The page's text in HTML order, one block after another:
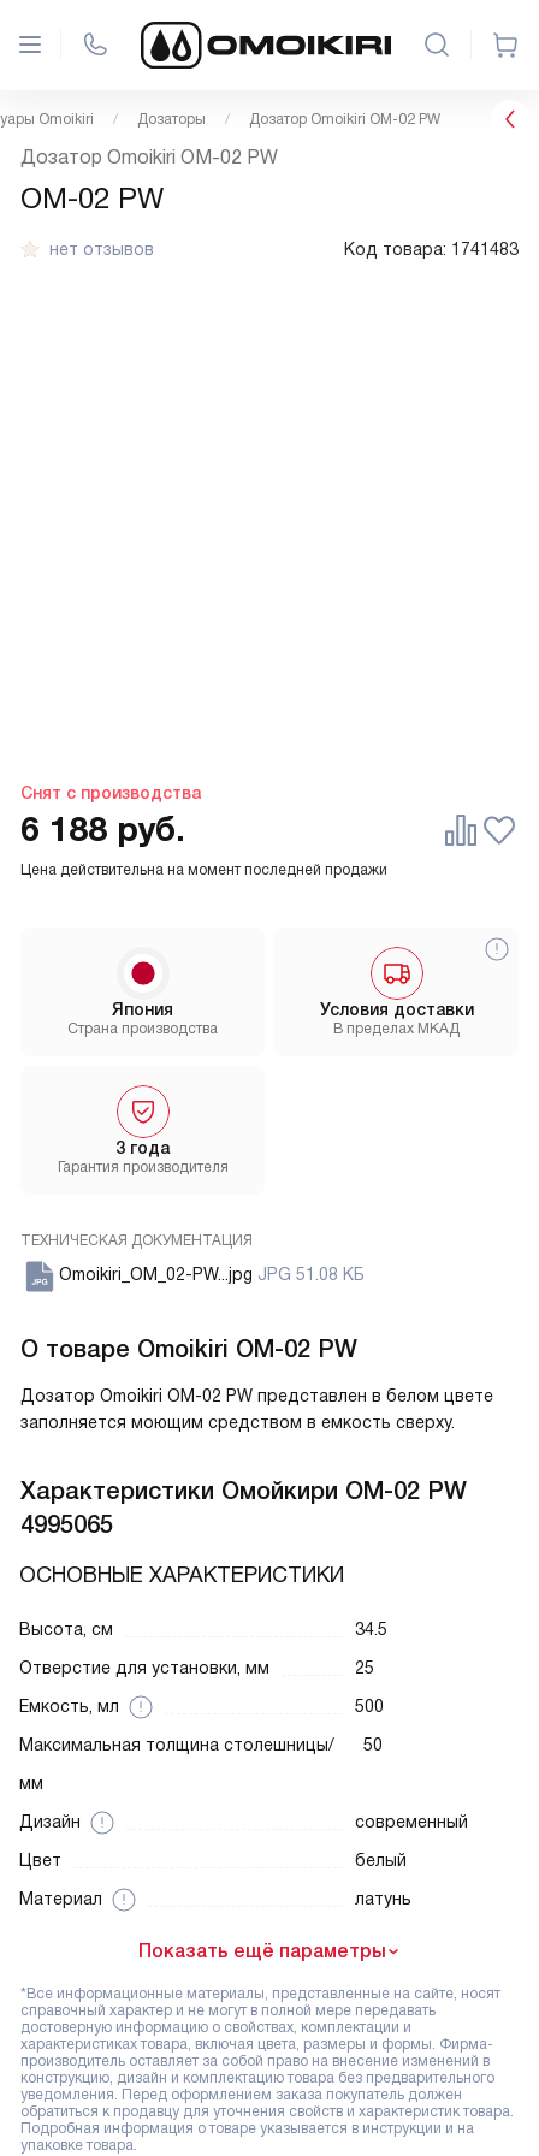
Omoikiri Дозаторы Дозатор Omoikiri OM-02 PW
нет отзывов Код товара: 1741483
Снят с производства
Дозатор Omoikiri OM-02 PW
OM-02 PW
Цена действительна на момент последней продажи
6 188 руб.
Условия доставки
В пределах МКАД
3 года
Гарантия производителя
Япония
Страна производства
ТЕХНИЧЕСКАЯ ДОКУМЕНТАЦИЯ
Omoikiri_OM_02-PW...jpg JPG 51.08 КБ
О товаре Omoikiri OM-02 PW
Дозатор Omoikiri OM-02 PW представлен в белом цвете
заполняется моющим средством в емкость сверху.
Характеристики Омойкири OM-02 PW
4995065
ОСНОВНЫЕ ХАРАКТЕРИСТИКИ
Высота, см
34.5
Отверстие для установки, мм
25
Емкость, мл
500
Максимальная толщина столешницы/
мм
50
Дизайн
современный
Цвет
белый
Материал
латунь
Показать ещё параметры
*Все информационные материалы, представленные на сайте, носят
справочный характер и не могут в полной мере передавать
достоверную информацию о свойствах, комплектации и
характеристиках товара, включая цвета, размеры и формы. Фирма-
производитель оставляет за собой право на внесение изменений в
конструкцию, дизайн и комплектацию товара без предварительного
уведомления. Перед оформлением заказа покупатель должен
обратиться к продавцу для уточнения свойств и характеристик товара.
Подробная информация о товаре указывается в инструкции и на
упаковке товара.